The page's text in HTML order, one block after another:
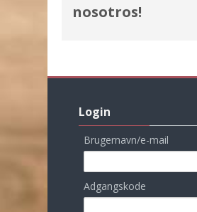
nosotros!
Login
Brugernavn/e-mail
Adgangskode